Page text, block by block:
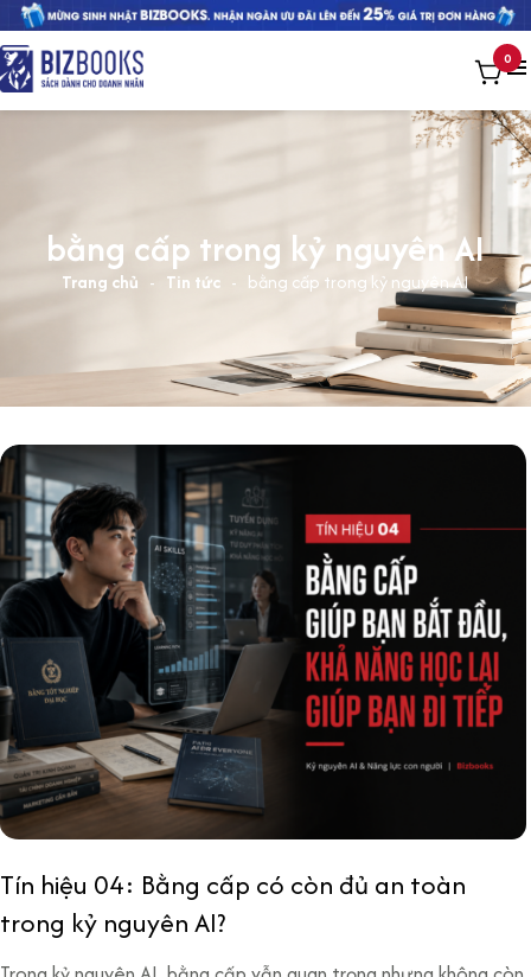
0
bằng cấp trong kỷ nguyên AI
Trang chủ - Tin tức - bằng cấp trong kỷ nguyên AI
Tín hiệu 04: Bằng cấp có còn đủ an toàn
trong kỷ nguyên AI?